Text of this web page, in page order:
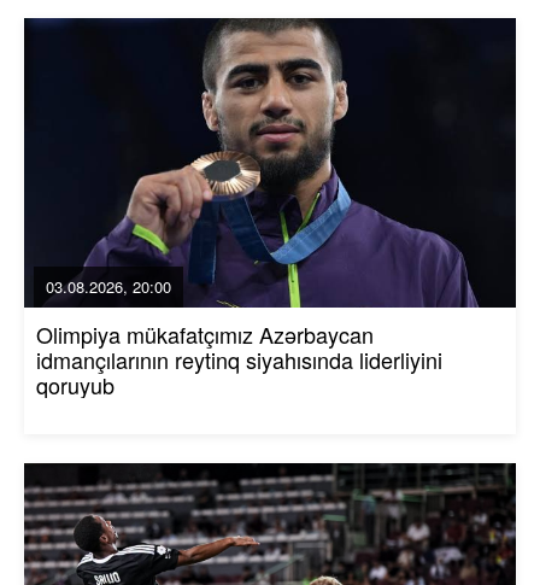
03.08.2026, 20:00
Olimpiya mükafatçımız Azərbaycan
idmançılarının reytinq siyahısında liderliyini
qoruyub